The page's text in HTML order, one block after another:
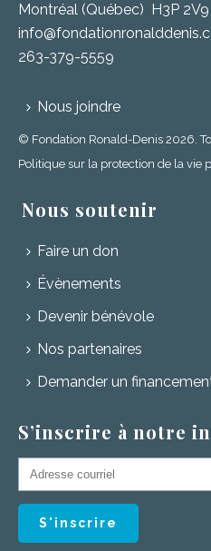
Montréal (Québec) H3P 2V9
263-379-5559
Nous joindre
© Fondation Ronald-Denis 2026.
Politique sur la protection de la vie
Nous soutenir
Faire un don
Évènements
Devenir bénévole
Nos partenaires
Demander un
S’inscrire à notre